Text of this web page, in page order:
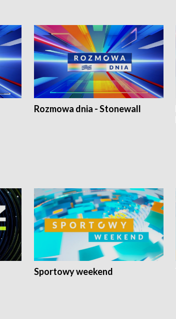
Rozmowa dnia - Stonewall
Sportowy weekend